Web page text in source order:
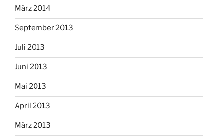
März 2014
September 2013
Juli 2013
Juni 2013
Mai 2013
April 2013
März 2013